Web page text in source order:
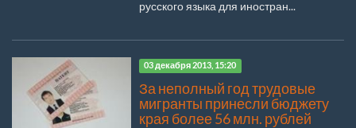
русского языка для иностран...
03 декабря 2013, 15:20
За неполный год трудовые
мигранты принесли бюджету
края более 56 млн. рублей